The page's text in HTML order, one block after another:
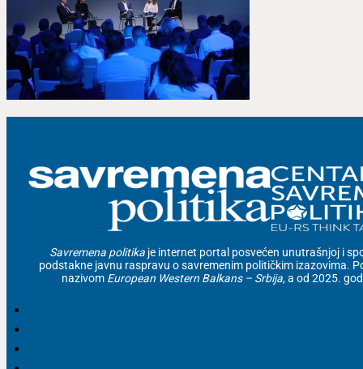
Savremena politika je internet portal posvećen unutrašnjoj i
podstakne javnu raspravu o savremenim političkim izazovima.
nazivom European Western Balkans – Srbija, a od 2025.